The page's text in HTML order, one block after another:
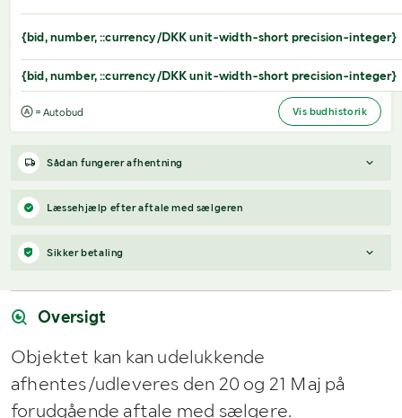
{bid, number, ::currency/DKK unit-width-short precision-integer}
{bid, number, ::currency/DKK unit-width-short precision-integer}
= Autobud Vis budhistorik
Sådan fungerer afhentning
Varen forbliver hos sælgeren, indtil køberen har betalt for
varen. Når betalingen er modtaget, får køberen adgang til
sælgers kontaktoplysninger og kan aftale afhentning (inden for
12 dage efter auktionens afslutning).
Har du spørgsmål om afhentning?Kontakt os på7220 7035eller
send en e-mail til
Læssehjælp efter aftale med sælgeren
Sikker betaling
Når du vinder et bud, modtager du en faktura fra Payex til din e-
mailadresse den dag, auktionen slutter.
Oversigt
Objektet kan kan udelukkende
afhentes/udleveres den 20 og 21 Maj på
forudgående aftale med sælgere.